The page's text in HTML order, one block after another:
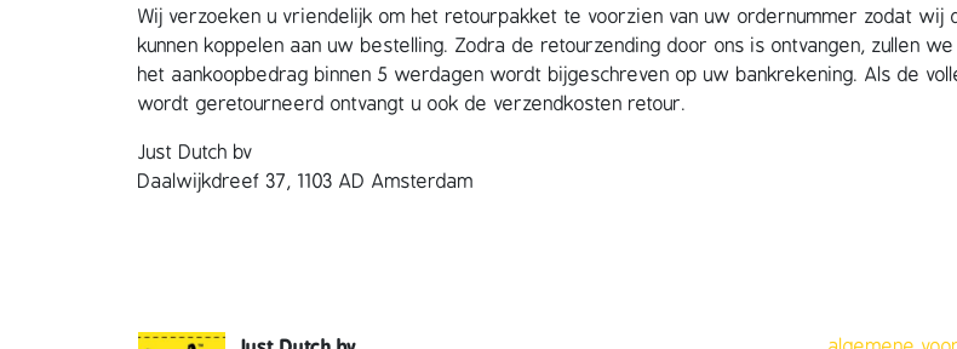
Wij verzoeken u vriendelijk om het retourpakket te voorzien van uw ordernummer zodat wij
kunnen koppelen aan uw bestelling. Zodra de retourzending door ons is ontvangen, zullen
het aankoopbedrag binnen 5 werdagen wordt bijgeschreven op uw bankrekening. Als de
wordt geretourneerd ontvangt u ook de verzendkosten retour.
Just Dutch bv
Daalwijkdreef 37, 1103 AD Amsterdam